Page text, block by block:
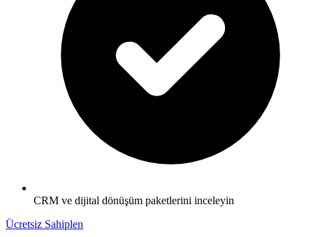
CRM ve dijital dönüşüm paketlerini inceleyin
Ücretsiz Sahiplen